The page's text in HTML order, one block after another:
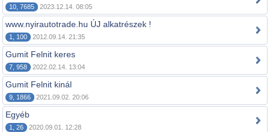
10, 7685 2023.12.14. 08:05
www.nyirautotrade.hu ÚJ alkatrészek !
1, 100 2012.09.14. 21:35
Gumit Felnit keres
7, 958 2022.02.14. 13:04
Gumit Felnit kinál
9, 1866 2021.09.02. 20:06
Egyéb
1, 26 2020.09.01. 12:28